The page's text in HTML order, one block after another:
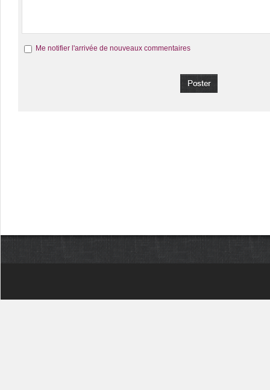
Me notifier l'arrivée de nouveaux commentaires